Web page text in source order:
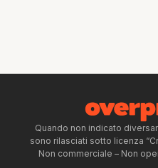
Quando non indicato
sono rilasciati sotto licenza
Non commerciale – Non